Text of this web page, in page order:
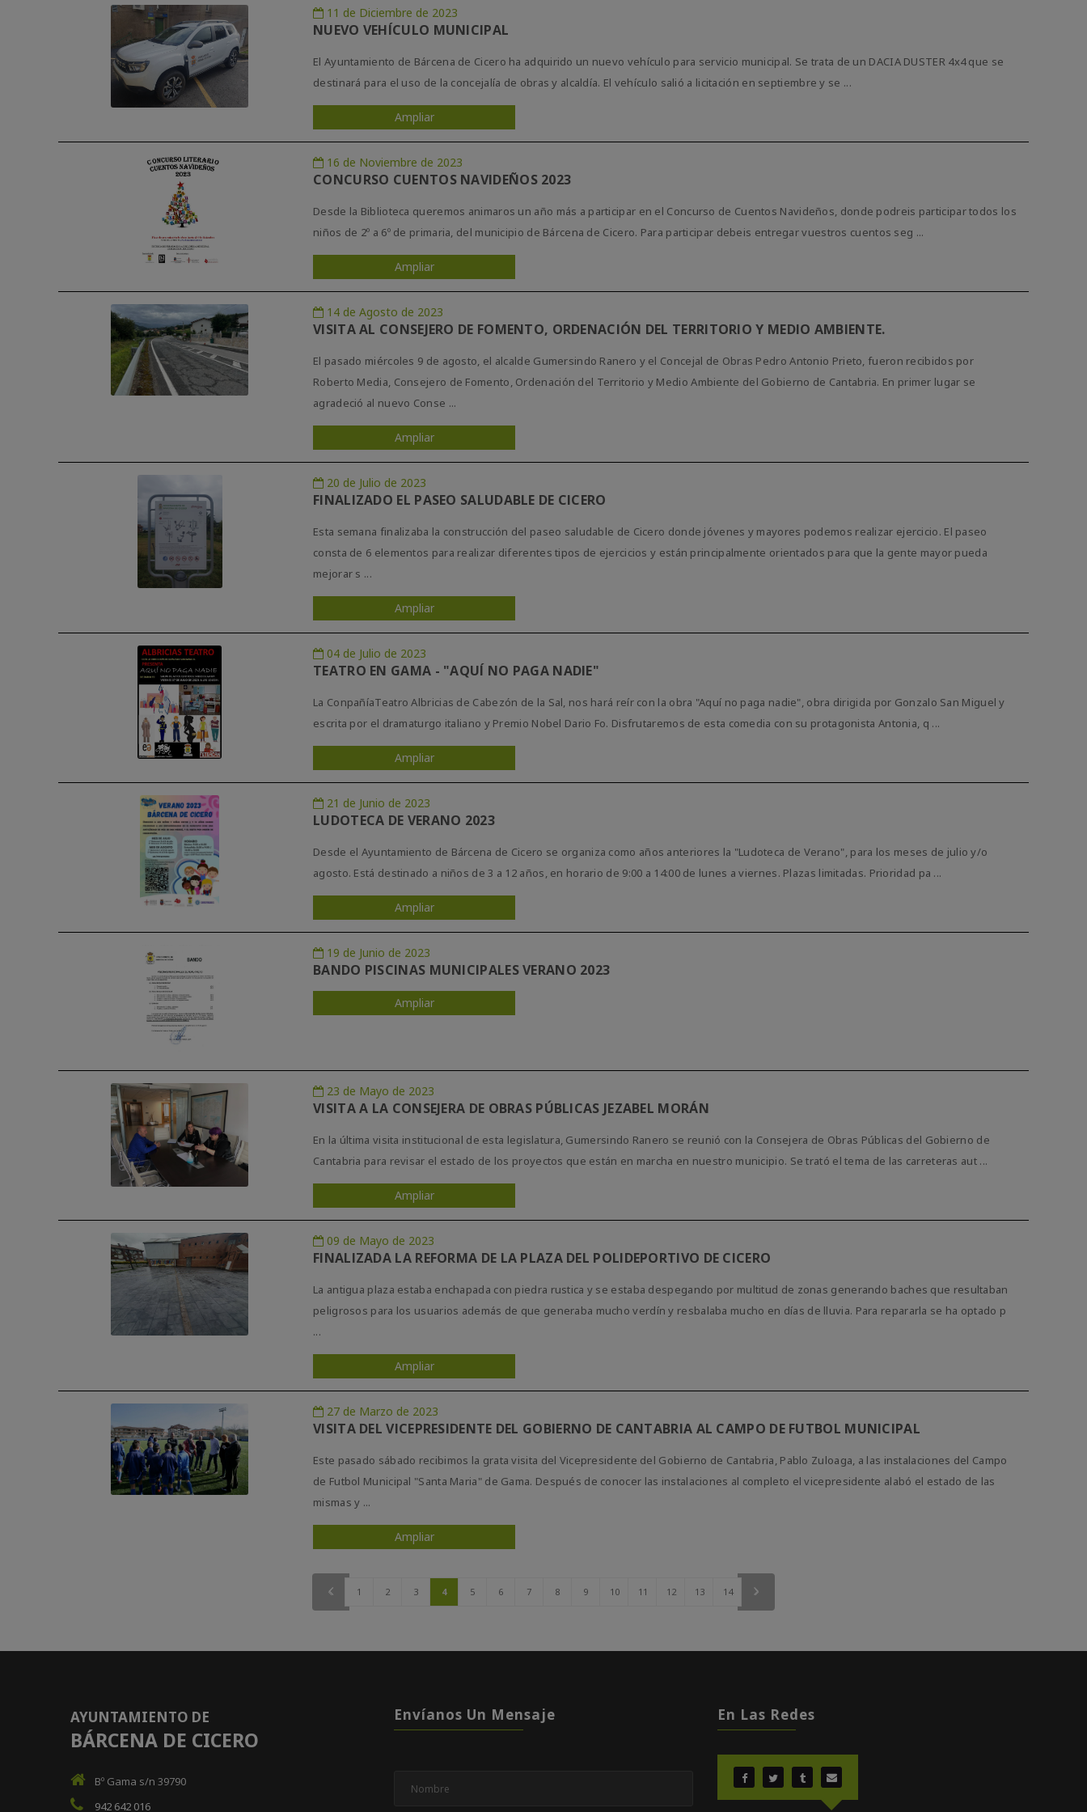
11 de Diciembre de 2023
NUEVO VEHÍCULO MUNICIPAL
El Ayuntamiento de Bárcena de Cicero ha adquirido un nuevo vehículo para servicio municipal. Se trata de un DACIA DUSTER 4x4 que se
destinará para el uso de la concejalía de obras y alcaldía. El vehículo salió a licitación en septiembre y se ...
Ampliar
16 de Noviembre de 2023
CONCURSO CUENTOS NAVIDEÑOS 2023
Desde la Biblioteca queremos animaros un año más a participar en el Concurso de Cuentos Navideños, donde podreis participar todos los
niños de 2º a 6º de primaria, del municipio de Bárcena de Cicero. Para participar debeis entregar vuestros cuentos seg ...
Ampliar
14 de Agosto de 2023
VISITA AL CONSEJERO DE FOMENTO, ORDENACIÓN DEL TERRITORIO Y MEDIO AMBIENTE.
El pasado miércoles 9 de agosto, el alcalde Gumersindo Ranero y el Concejal de Obras Pedro Antonio Prieto, fueron recibidos por
Roberto Media, Consejero de Fomento, Ordenación del Territorio y Medio Ambiente del Gobierno de Cantabria. En primer lugar se
agradeció al nuevo Conse ...
Ampliar
20 de Julio de 2023
FINALIZADO EL PASEO SALUDABLE DE CICERO
Esta semana finalizaba la construcción del paseo saludable de Cicero donde jóvenes y mayores podemos realizar ejercicio. El paseo
consta de 6 elementos para realizar diferentes tipos de ejercicios y están principalmente orientados para que la gente mayor pueda
mejorar s ...
Ampliar
04 de Julio de 2023
TEATRO EN GAMA - "AQUÍ NO PAGA NADIE"
La ConpañíaTeatro Albricias de Cabezón de la Sal, nos hará reír con la obra "Aquí no paga nadie", obra dirigida por Gonzalo San Miguel y
escrita por el dramaturgo italiano y Premio Nobel Dario Fo. Disfrutaremos de esta comedia con su protagonista Antonia, q ...
Ampliar
21 de Junio de 2023
LUDOTECA DE VERANO 2023
Desde el Ayuntamiento de Bárcena de Cicero se organiza como años anteriores la "Ludoteca de Verano", para los meses de julio y/o
agosto. Está destinado a niños de 3 a 12 años, en horario de 9:00 a 14:00 de lunes a viernes. Plazas limitadas. Prioridad pa ...
Ampliar
19 de Junio de 2023
BANDO PISCINAS MUNICIPALES VERANO 2023
Ampliar
23 de Mayo de 2023
VISITA A LA CONSEJERA DE OBRAS PÚBLICAS JEZABEL MORÁN
En la última visita institucional de esta legislatura, Gumersindo Ranero se reunió con la Consejera de Obras Públicas del Gobierno de
Cantabria para revisar el estado de los proyectos que están en marcha en nuestro municipio. Se trató el tema de las carreteras aut ...
Ampliar
09 de Mayo de 2023
FINALIZADA LA REFORMA DE LA PLAZA DEL POLIDEPORTIVO DE CICERO
La antigua plaza estaba enchapada con piedra rustica y se estaba despegando por multitud de zonas generando baches que resultaban
peligrosos para los usuarios además de que generaba mucho verdín y resbalaba mucho en días de lluvia. Para repararla se ha optado p
...
Ampliar
27 de Marzo de 2023
VISITA DEL VICEPRESIDENTE DEL GOBIERNO DE CANTABRIA AL CAMPO DE FUTBOL MUNICIPAL
Este pasado sábado recibimos la grata visita del Vicepresidente del Gobierno de Cantabria, Pablo Zuloaga, a las instalaciones del Campo
de Futbol Municipal "Santa Maria" de Gama. Después de conocer las instalaciones al completo el vicepresidente alabó el estado de las
mismas y ...
Ampliar
1 2 3 4 5 6 7 8 9 10 11 12 13 14
AYUNTAMIENTO DE
BÁRCENA DE CICERO
Bº Gama s/n 39790
942 642 016
Envíanos Un Mensaje En Las Redes